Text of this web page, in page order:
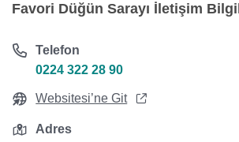
Favori Düğün Sarayı İletişim
Telefon
0224 322 28 90
Websitesi’ne Git
Adres